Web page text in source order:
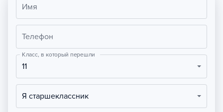
Имя
Телефон
Класс, в который перешли
11
Я старшеклассник